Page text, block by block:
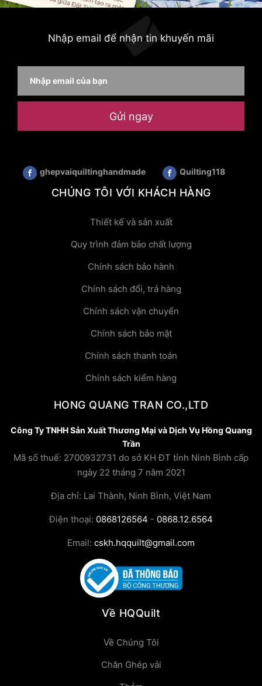
Nhập email để nhận tin khuyến mãi
Gửi ngay
ghepvaiquiltinghandmade Quilting118
CHÚNG TÔI VỚI KHÁCH HÀNG
Thiết kế và sản xuất
Quy trình đảm bảo chất lượng
Chính sách bảo hành
Chính sách đổi, trả hàng
Chính sách vận chuyển
Chính sách bảo mật
Chính sách thanh toán
Chính sách kiểm hàng
HONG QUANG TRAN CO.,LTD
Công Ty TNHH Sản Xuất Thương Mại và Dịch Vụ Hồng Quang
Trần
Mã số thuế: 2700932731 do sở KH ĐT tỉnh Ninh Bình cấp
ngày 22 tháng 7 năm 2021
Địa chỉ: Lai Thành, Ninh Bình, Việt Nam
Điện thoại: 0868126564 - 0868.12.6564
Email: cskh.hqquilt@gmail.com
Về HQQuilt
Về Chúng Tôi
Chăn Ghép vải